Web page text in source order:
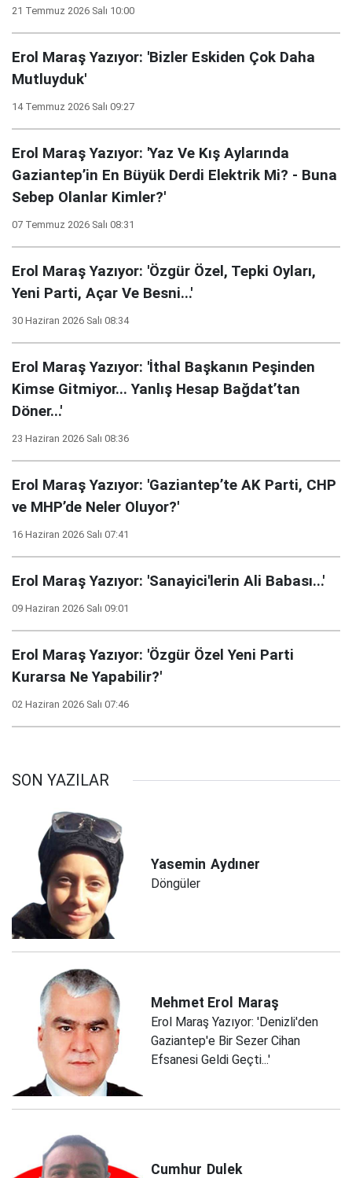
21 Temmuz 2026 Salı 10:00
Erol Maraş Yazıyor: 'Bizler Eskiden Çok Daha
Mutluyduk'
14 Temmuz 2026 Salı 09:27
Erol Maraş Yazıyor: 'Yaz Ve Kış Aylarında
Gaziantep’in En Büyük Derdi Elektrik Mi? - Buna
Sebep Olanlar Kimler?'
07 Temmuz 2026 Salı 08:31
Erol Maraş Yazıyor: 'Özgür Özel, Tepki Oyları,
Yeni Parti, Açar Ve Besni...'
30 Haziran 2026 Salı 08:34
Erol Maraş Yazıyor: 'İthal Başkanın Peşinden
Kimse Gitmiyor... Yanlış Hesap Bağdat’tan
Döner...'
23 Haziran 2026 Salı 08:36
Erol Maraş Yazıyor: 'Gaziantep’te AK Parti, CHP
ve MHP’de Neler Oluyor?'
16 Haziran 2026 Salı 07:41
Erol Maraş Yazıyor: 'Sanayici'lerin Ali Babası...'
09 Haziran 2026 Salı 09:01
Erol Maraş Yazıyor: 'Özgür Özel Yeni Parti
Kurarsa Ne Yapabilir?'
02 Haziran 2026 Salı 07:46
SON YAZILAR
Yasemin Aydıner
Döngüler
Mehmet Erol Maraş
Erol Maraş Yazıyor: 'Denizli'den
Gaziantep'e Bir Sezer Cihan
Efsanesi Geldi Geçti...'
Cumhur Dulek